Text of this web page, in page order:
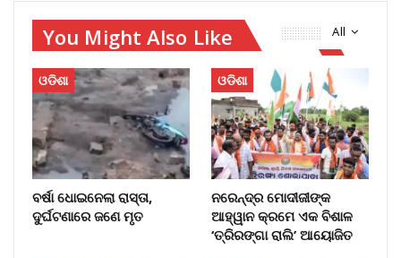
All
You Might Also Like
ଓଡିଶା
ବର୍ଷା ଧୋଇନେଲା ରାସ୍ତା,
ଦୁର୍ଘଟଣାରେ ଜଣେ ମୃତ
ଓଡିଶା
ନରେନ୍ଦ୍ର ମୋଦୀଜୀଙ୍କ
ଆହ୍ୱାନ କ୍ରମେ ଏକ ବିଶାଳ
‘ତ୍ରିରଙ୍ଗା ରାଲି’ ଆୟୋଜିତ